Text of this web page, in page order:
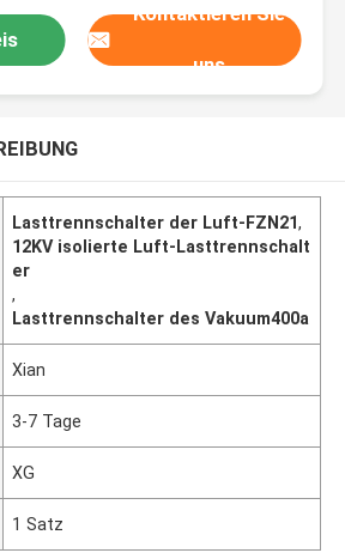
Kontaktieren Sie
uns
Lasttrennschalter der Luft-FZN21,
12KV isolierte Luft-Lasttrennschalt
er
,
Lasttrennschalter des Vakuum400a
Xian
3-7 Tage
XG
1 Satz